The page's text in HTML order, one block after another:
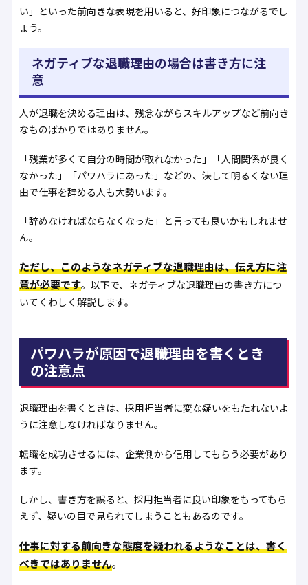
い」といった前向きな表現を用いると、好印象につながるでし
ょう。
ネガティブな退職理由の場合は書き方に注
意
人が退職を決める理由は、残念ながらスキルアップなど前向き
なものばかりではありません。
「残業が多くて自分の時間が取れなかった」「人間関係が良く
なかった」「パワハラにあった」などの、決して明るくない理
由で仕事を辞める人も大勢います。
「辞めなければならなくなった」と言っても良いかもしれませ
ん。
ただし、このようなネガティブな退職理由は、伝え方に注
意が必要です。以下で、ネガティブな退職理由の書き方につ
いてくわしく解説します。
パワハラが原因で退職理由を書くとき
の注意点
退職理由を書くときは、採用担当者に変な疑いをもたれないよ
うに注意しなければなりません。
転職を成功させるには、企業側から信用してもらう必要があり
ます。
しかし、書き方を誤ると、採用担当者に良い印象をもってもら
えず、疑いの目で見られてしまうこともあるのです。
仕事に対する前向きな態度を疑われるようなことは、書く
べきではありません。